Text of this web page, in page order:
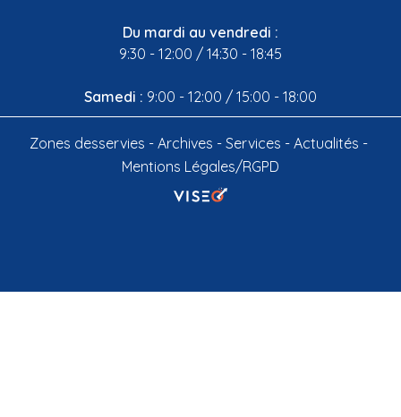
Du mardi au vendredi :
9:30 - 12:00 / 14:30 - 18:45
Samedi : 9:00 - 12:00 / 15:00 - 18:00
Zones desservies Archives Services
Actualités
Mentions Légales/RGPD